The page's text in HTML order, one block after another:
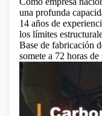
una profunda
14 años de
los límites
Base de fabricación
somete a 72 horas